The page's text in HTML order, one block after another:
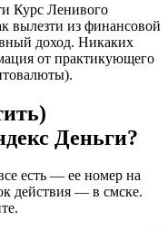
Курс Ленивого
вылезти из финансовой
доход. Никаких
от практикующего
Деньги?
есть — ее номер на
действия — в смске.